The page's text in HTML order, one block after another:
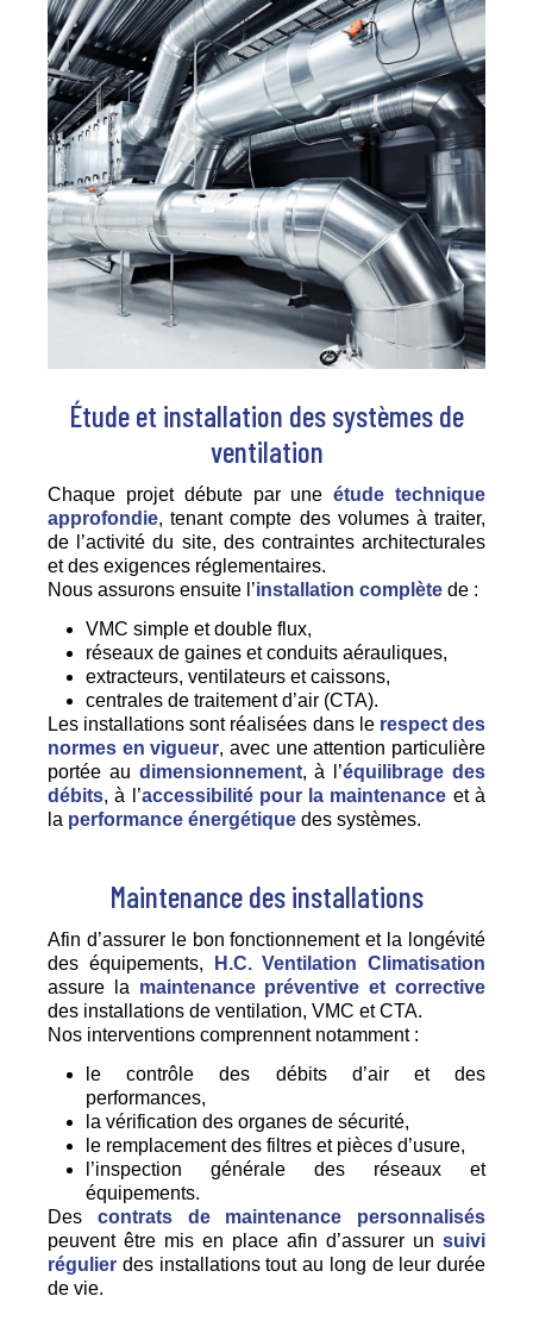
Étude et installation des systèmes de
ventilation
Chaque projet débute par uneétude technique
approfondie, tenant compte des volumes à traiter,
de l’activité du site, des contraintes architecturales
et des exigences réglementaires.
Nous assurons ensuite l’installation complète de :
VMC simple et double flux,
réseaux de gaines et conduits aérauliques,
extracteurs, ventilateurs et caissons,
centrales de traitement d’air (CTA).
Les installations sont réalisées dans le respect des
normes en vigueur, avec une attention particulière
portée au dimensionnement, à l’équilibrage des
débits, à l’accessibilité pour la maintenance et à
la performance énergétique des systèmes.
Maintenance des installations
Afin d’assurer le bon fonctionnement et la longévité
des équipements,
H.C. Ventilation Climatisation
assure la maintenance préventive et corrective
des installations de ventilation, VMC et CTA.
Nos interventions comprennent notamment :
le contrôle des débits d’air et des
performances,
la vérification des organes de sécurité,
le remplacement des filtres et pièces d’usure,
l’inspection générale des réseaux et
équipements.
Des contrats de maintenance personnalisés
peuvent être mis en place afin d’assurer un suivi
régulier des installations tout au long de leur durée
de vie.